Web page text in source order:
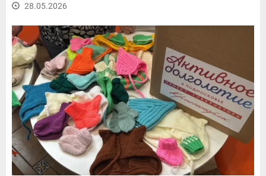
28.05.2026